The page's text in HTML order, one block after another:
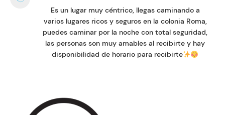
Es un lugar muy céntrico, llegas caminando a
varios lugares ricos y seguros en la colonia Roma,
puedes caminar por la noche con total seguridad,
las personas son muy amables al recibirte y hay
disponibilidad de horario para recibirte